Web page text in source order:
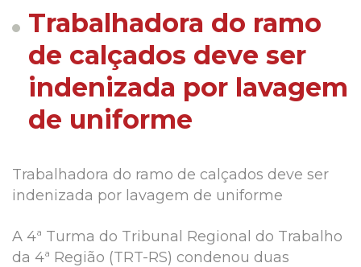
Trabalhadora do ramo
de calçados deve ser
indenizada por lavagem
de uniforme
Trabalhadora do ramo de calçados deve ser
indenizada por lavagem de uniforme
A 4ª Turma do Tribunal Regional do Trabalho
da 4ª Região (TRT-RS) condenou duas